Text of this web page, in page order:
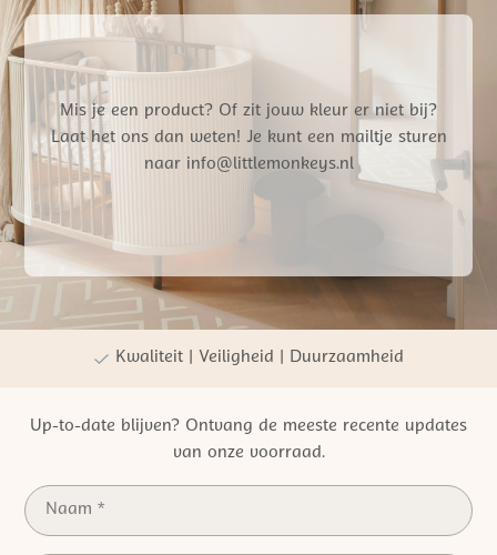
Mis je een product? Of zit jouw kleur er niet bij?
Laat het ons dan weten! Je kunt een mailtje sturen
naar info@littlemonkeys.nl
Gratis verzending vanaf €50,- NL
Persoonlijke winkelervaring
Kwaliteit | Veiligheid | Duurzaamheid
Up-to-date blijven? Ontvang de meeste recente updates
van onze voorraad.